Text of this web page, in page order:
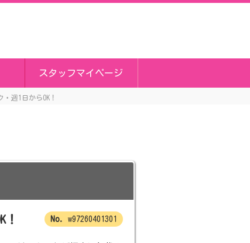
スタッフマイページ
週1日からOK！
w97260401301